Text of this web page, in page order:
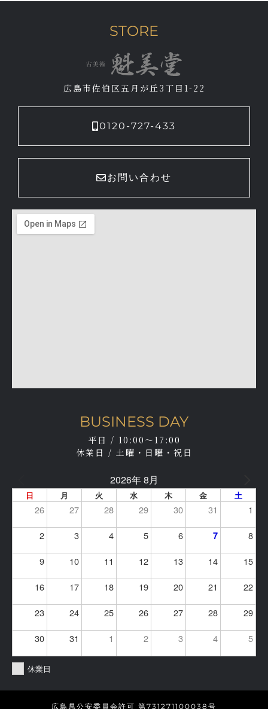
STORE
広島市佐伯区五月が丘3丁目1-22
0120-727-433
お問い合わせ
BUSINESS DAY
平日 / 10:00～17:00
休業日 / 土曜・日曜・祝日
2026年 8月
日 月 火 水 木 金 土
26 27 28 29 30 31 1
2 3 4 5 6 7 8
9 10 11 12 13 14 15
16 17 18 19 20 21 22
23 24 25 26 27 28 29
30 31 1 2 3 4 5
休業日
広島県公安委員会許可 第731271100038号